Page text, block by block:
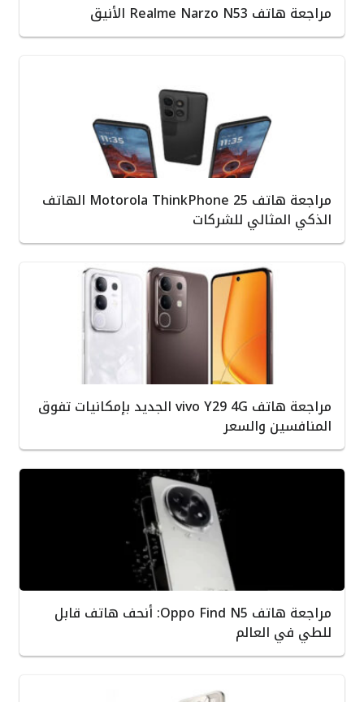
مراجعة هاتف Realme Narzo N53 الأنيق
مراجعة هاتف Motorola ThinkPhone 25 الهاتف
الذكي المثالي للشركات
مراجعة هاتف vivo Y29 4G الجديد بإمكانيات تفوق
المنافسين والسعر
مراجعة هاتف Oppo Find N5: أنحف هاتف قابل
للطي في العالم